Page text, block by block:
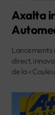
Axalta
Lancements
direct,
de la «